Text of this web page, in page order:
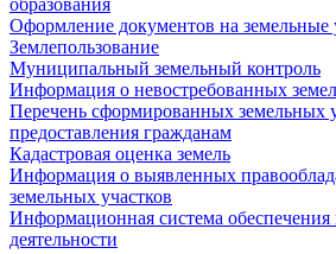
образования
Оформление документов на земельные
Землепользование
Муниципальный земельный контроль
Информация о невостребованных
Перечень сформированных земельных
предоставления гражданам
Кадастровая оценка земель
Информация о выявленных
земельных участков
Информационная система обеспечения
деятельности